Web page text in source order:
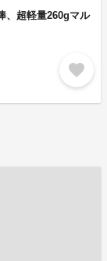
、超軽量260gマル
favorite